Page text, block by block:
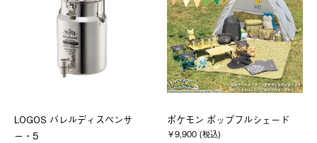
LOGOS バレルディスペンサ
ー・5
ポケモン ポップフルシェード
￥9,900 (税込)